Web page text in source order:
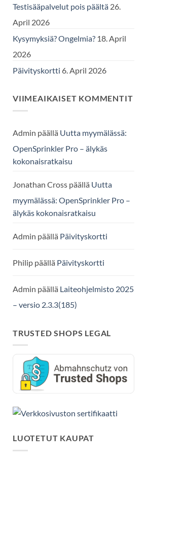
Testisääpalvelut pois päältä 26.
April 2026
Kysymyksiä? Ongelmia? 18. April
2026
Päivityskortti 6. April 2026
VIIMEAIKAISET KOMMENTIT
Admin päällä Uutta myymälässä:
OpenSprinkler Pro – älykäs
kokonaisratkaisu
Jonathan Cross päällä Uutta
myymälässä: OpenSprinkler Pro –
älykäs kokonaisratkaisu
Admin päällä Päivityskortti
Philip päällä Päivityskortti
Admin päällä Laiteohjelmisto 2025
– versio 2.3.3(185)
TRUSTED SHOPS LEGAL
LUOTETUT KAUPAT